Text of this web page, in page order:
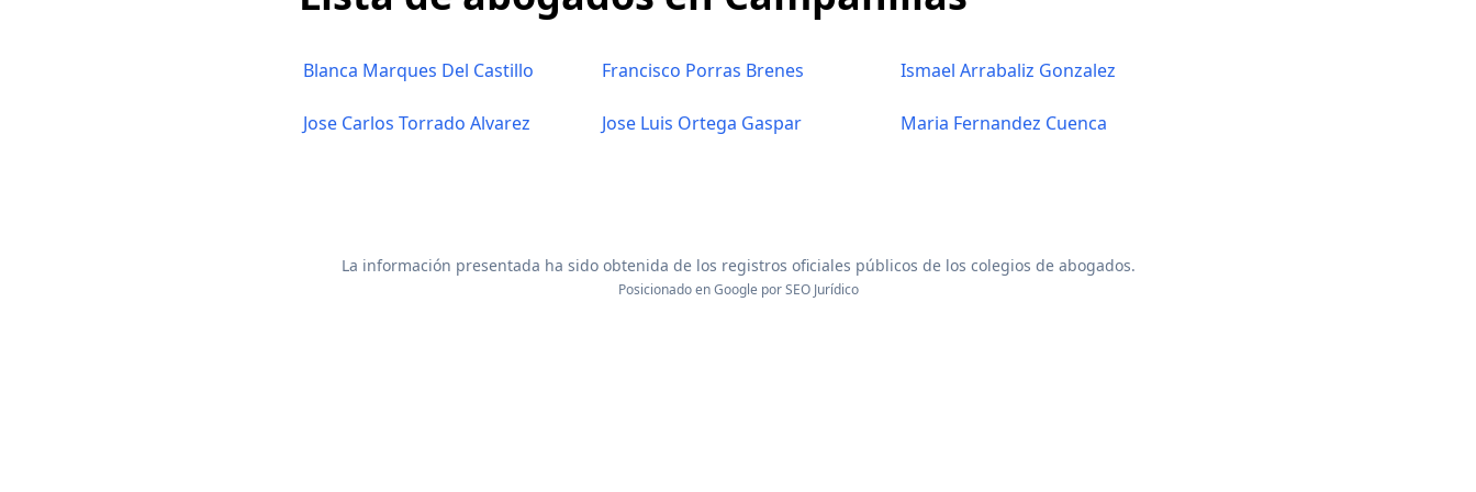
Blanca Marques Del Castillo Francisco Porras Brenes Ismael Arrabaliz Gonzalez
Jose Carlos Torrado Alvarez Jose Luis Ortega Gaspar Maria Fernandez Cuenca
La información presentada ha sido obtenida de los registros oficiales públicos de los colegios de abogados.
Posicionado en Google porSEO Jurídico